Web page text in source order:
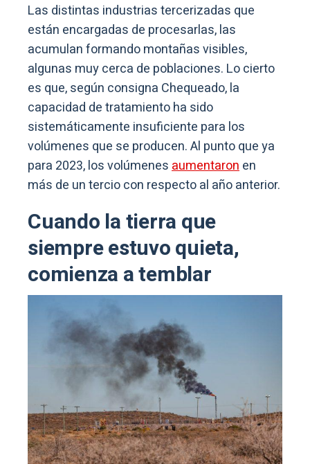
Las distintas industrias tercerizadas que
están encargadas de procesarlas, las
acumulan formando montañas visibles,
algunas muy cerca de poblaciones. Lo cierto
es que, según consigna Chequeado, la
capacidad de tratamiento ha sido
sistemáticamente insuficiente para los
volúmenes que se producen. Al punto que ya
para 2023, los volúmenesaumentaronen
más de un tercio con respecto al año anterior.
Cuando la tierra que
siempre estuvo quieta,
comienza a temblar